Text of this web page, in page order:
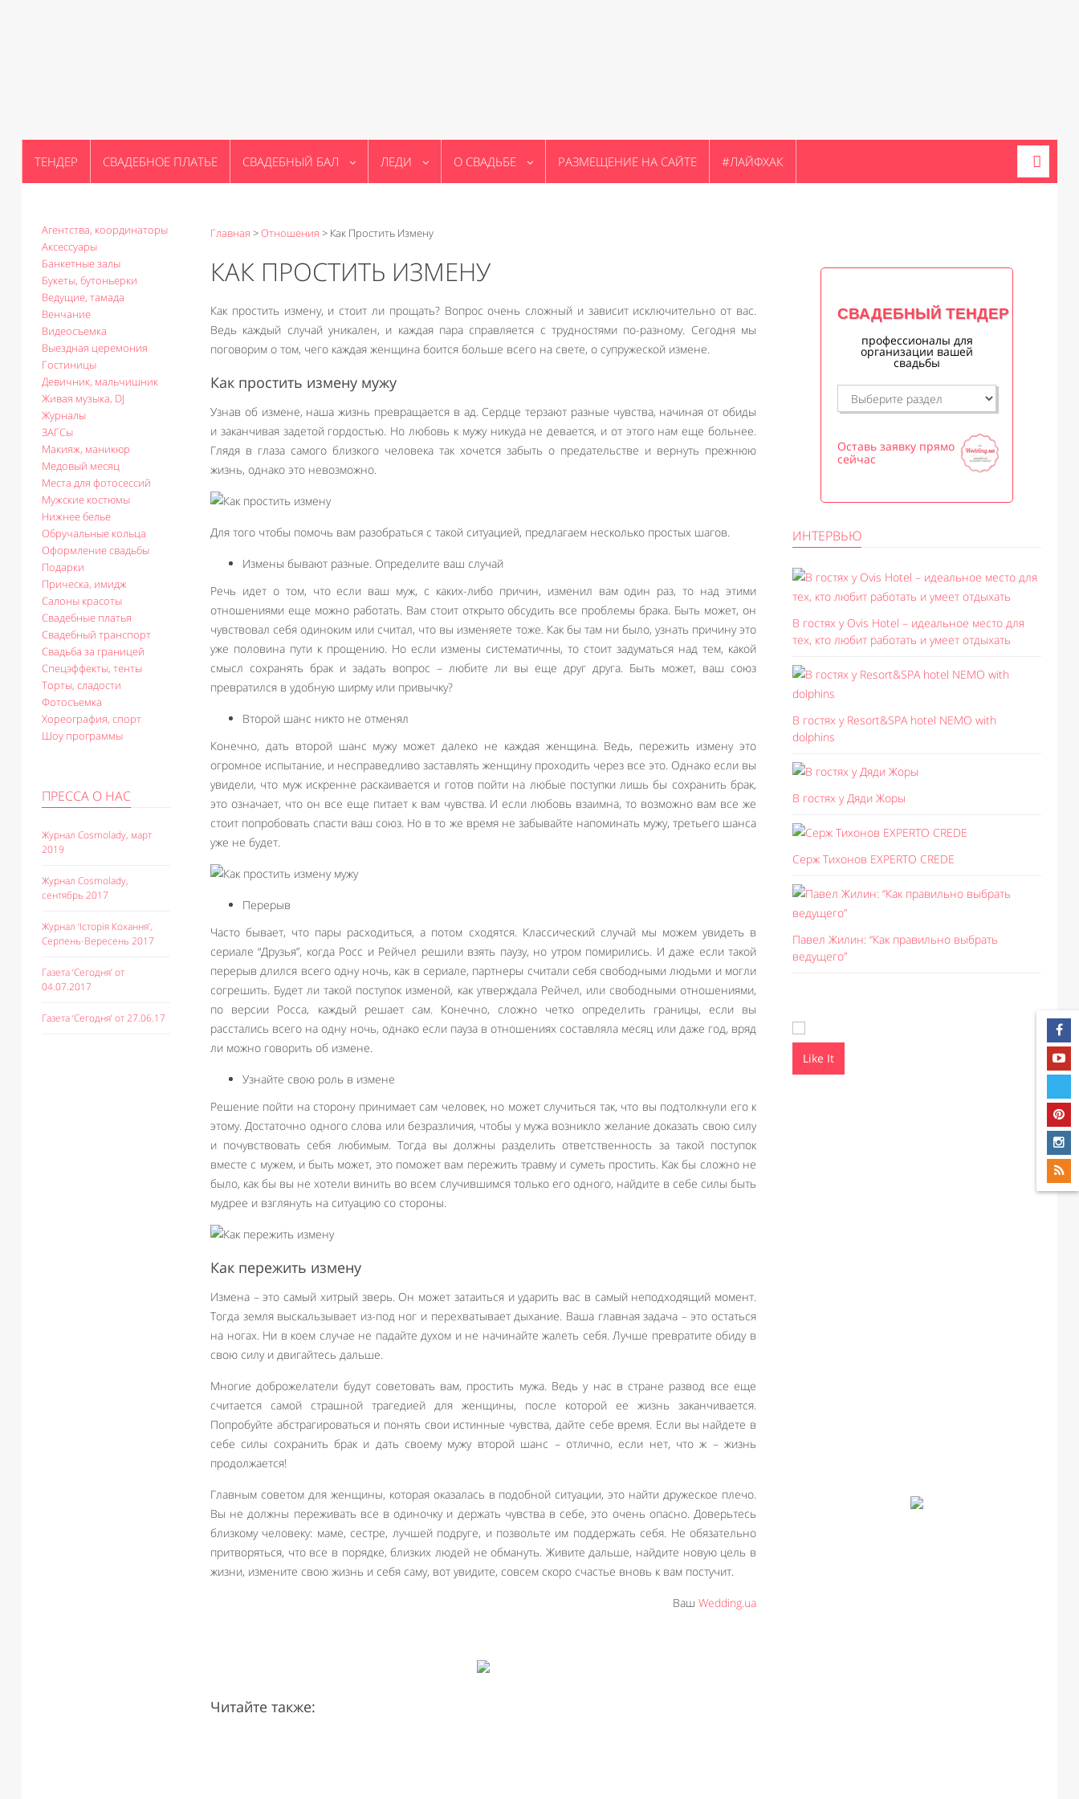
ТЕНДЕР СВАДЕБНОЕ ПЛАТЬЕ СВАДЕБНЫЙ БАЛ ЛЕДИ О СВАДЬБЕ РАЗМЕЩЕНИЕ НА САЙТЕ #ЛАЙФХАК
Агентства, координаторы
Аксессуары
Банкетные залы
Букеты, бутоньерки
Ведущие, тамада
Венчание
Видеосъемка
Выездная церемония
Гостиницы
Девичник, мальчишник
Живая музыка, DJ
Журналы
ЗАГСы
Макияж, маникюр
Медовый месяц
Места для фотосессий
Мужские костюмы
Нижнее белье
Обручальные кольца
Оформление свадьбы
Подарки
Прическа, имидж
Салоны красоты
Свадебные платья
Свадебный транспорт
Свадьба за границей
Спецэффекты, тенты
Торты, сладости
Фотосъемка
Хореография, спорт
Шоу программы
ПРЕССА О НАС
Журнал Cosmolady, март
2019
Журнал Cosmolady,
сентябрь 2017
Журнал ‘Історія Кохання’,
Серпень-Вересень 2017
Газета ‘Сегодня’ от
04.07.2017
Газета ‘Сегодня’ от 27.06.17
Главная >Отношения > Как Простить Измену
КАК ПРОСТИТЬ ИЗМЕНУ
Как простить измену, и стоит ли прощать? Вопрос очень сложный и зависит исключительно от вас.
Ведь каждый случай уникален, и каждая пара справляется с трудностями по-разному. Сегодня мы
поговорим о том, чего каждая женщина боится больше всего на свете, о супружеской измене.
Как простить измену мужу
Узнав об измене, наша жизнь превращается в ад. Сердце терзают разные чувства, начиная от обиды
и заканчивая задетой гордостью. Но любовь к мужу никуда не девается, и от этого нам еще больнее.
Глядя в глаза самого близкого человека так хочется забыть о предательстве и вернуть прежнюю
жизнь, однако это невозможно.
Для того чтобы помочь вам разобраться с такой ситуацией, предлагаем несколько простых шагов.
Измены бывают разные. Определите ваш случай
Речь идет о том, что если ваш муж, с каких-либо причин, изменил вам один раз, то над этими
отношениями еще можно работать. Вам стоит открыто обсудить все проблемы брака. Быть может, он
чувствовал себя одиноким или считал, что вы изменяете тоже. Как бы там ни было, узнать причину это
уже половина пути к прощению. Но если измены систематичны, то стоит задуматься над тем, какой
смысл сохранять брак и задать вопрос – любите ли вы еще друг друга. Быть может, ваш союз
превратился в удобную ширму или привычку?
Второй шанс никто не отменял
Конечно, дать второй шанс мужу может далеко не каждая женщина. Ведь, пережить измену это
огромное испытание, и несправедливо заставлять женщину проходить через все это. Однако если вы
увидели, что муж искренне раскаивается и готов пойти на любые поступки лишь бы сохранить брак,
это означает, что он все еще питает к вам чувства. И если любовь взаимна, то возможно вам все же
стоит попробовать спасти ваш союз. Но в то же время не забывайте напоминать мужу, третьего шанса
уже не будет.
Перерыв
Часто бывает, что пары расходиться, а потом сходятся. Классический случай мы можем увидеть в
сериале “Друзья”, когда Росс и Рейчел решили взять паузу, но утром помирились. И даже если такой
перерыв длился всего одну ночь, как в сериале, партнеры считали себя свободными людьми и могли
согрешить. Будет ли такой поступок изменой, как утверждала Рейчел, или свободными отношениями,
по версии Росса, каждый решает сам. Конечно, сложно четко определить границы, если вы
расстались всего на одну ночь, однако если пауза в отношениях составляла месяц или даже год, вряд
ли можно говорить об измене.
Узнайте свою роль в измене
Решение пойти на сторону принимает сам человек, но может случиться так, что вы подтолкнули его к
этому. Достаточно одного слова или безразличия, чтобы у мужа возникло желание доказать свою силу
и почувствовать себя любимым. Тогда вы должны разделить ответственность за такой поступок
вместе с мужем, и быть может, это поможет вам пережить травму и суметь простить. Как бы сложно не
было, как бы вы не хотели винить во всем случившимся только его одного, найдите в себе силы быть
мудрее и взглянуть на ситуацию со стороны.
Как пережить измену
Измена – это самый хитрый зверь. Он может затаиться и ударить вас в самый неподходящий момент.
Тогда земля выскальзывает из-под ног и перехватывает дыхание. Ваша главная задача – это остаться
на ногах. Ни в коем случае не падайте духом и не начинайте жалеть себя. Лучше превратите обиду в
свою силу и двигайтесь дальше.
Многие доброжелатели будут советовать вам, простить мужа. Ведь у нас в стране развод все еще
считается самой страшной трагедией для женщины, после которой ее жизнь заканчивается.
Попробуйте абстрагироваться и понять свои истинные чувства, дайте себе время. Если вы найдете в
себе силы сохранить брак и дать своему мужу второй шанс – отлично, если нет, что ж – жизнь
продолжается!
Главным советом для женщины, которая оказалась в подобной ситуации, это найти дружеское плечо.
Вы не должны переживать все в одиночку и держать чувства в себе, это очень опасно. Доверьтесь
близкому человеку: маме, сестре, лучшей подруге, и позвольте им поддержать себя. Не обязательно
притворяться, что все в порядке, близких людей не обмануть. Живите дальше, найдите новую цель в
жизни, измените свою жизнь и себя саму, вот увидите, совсем скоро счастье вновь к вам постучит.
Ваш Wedding.ua
Читайте также:
СВАДЕБНЫЙ ТЕНДЕР
профессионалы для
организации вашей
свадьбы
Оставь заявку прямо
сейчас
ИНТЕРВЬЮ
В гостях у Ovis Hotel – идеальное место для
тех, кто любит работать и умеет отдыхать
В гостях у Resort&SPA hotel NEMO with
dolphins
В гостях у Дяди Жоры
Серж Тихонов EXPERTO CREDE
Павел Жилин: “Как правильно выбрать
ведущего”
Like It Like